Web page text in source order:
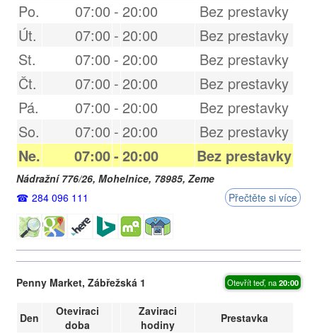
Po. 07:00 - 20:00
Bez prestavky
Út.
07:00 - 20:00
Bez prestavky
St.
07:00 - 20:00
Bez prestavky
Čt.
07:00 - 20:00
Bez prestavky
Pá.
07:00 - 20:00
Bez prestavky
So.
07:00 - 20:00
Bez prestavky
Ne.
07:00- 20:00 Bez prestavky
Nádražní 776/26, Mohelnice, 78985, Zeme
284 096 111
Přečtěte si více
Penny Market, Zábřežská 1 Otevřít teď, na20:00
Den
Oteviraci
doba
Zaviraci
hodiny
Prestavka